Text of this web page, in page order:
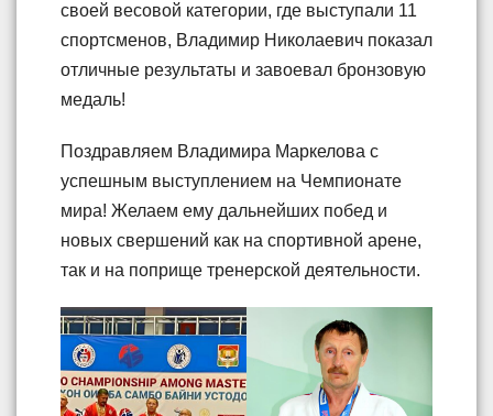
своей весовой категории, где выступали 11
спортсменов, Владимир Николаевич показал
отличные результаты и завоевал бронзовую
медаль!
Поздравляем Владимира Маркелова с
успешным выступлением на Чемпионате
мира! Желаем ему дальнейших побед и
новых свершений как на спортивной арене,
так и на поприще тренерской деятельности.